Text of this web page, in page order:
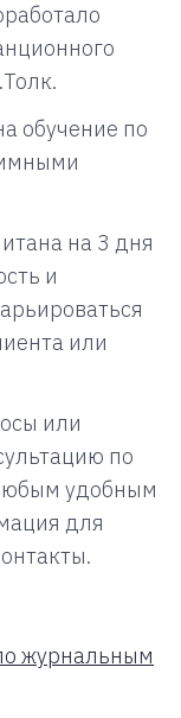
обучение по
на 3 дня
и
или
или
по
удобным
для
журнальным